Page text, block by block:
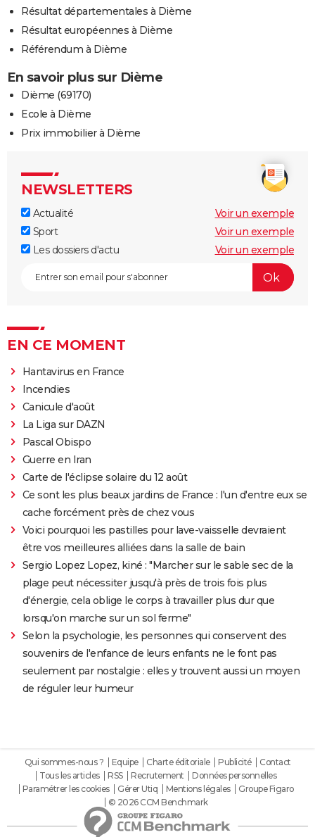
Résultat départementales à Dième
Résultat européennes à Dième
Référendum à Dième
En savoir plus sur Dième
Dième (69170)
Ecole à Dième
Prix immobilier à Dième
NEWSLETTERS
Actualité
Voir un exemple
Sport
Voir un exemple
Les dossiers d'actu
Voir un exemple
EN CE MOMENT
Hantavirus en France
Incendies
Canicule d'août
La Liga sur DAZN
Pascal Obispo
Guerre en Iran
Carte de l'éclipse solaire du 12 août
Ce sont les plus beaux jardins de France : l'un d'entre eux se
cache forcément près de chez vous
Voici pourquoi les pastilles pour lave-vaisselle devraient
être vos meilleures alliées dans la salle de bain
Sergio Lopez Lopez, kiné : "Marcher sur le sable sec de la
plage peut nécessiter jusqu'à près de trois fois plus
d'énergie, cela oblige le corps à travailler plus dur que
lorsqu'on marche sur un sol ferme"
Selon la psychologie, les personnes qui conservent des
souvenirs de l'enfance de leurs enfants ne le font pas
seulement par nostalgie : elles y trouvent aussi un moyen
de réguler leur humeur
Qui sommes-nous ? Equipe Charte éditoriale Publicité
Contact
Tous les articles
RSS Recrutement
Données personnelles
Paramétrer les cookies
Gérer Utiq Mentions légales
Groupe Figaro
© 2026 CCM Benchmark